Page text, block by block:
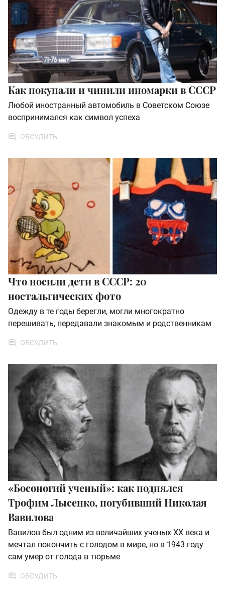
Как покупали и чинили иномарки в СССР
Любой иностранный автомобиль в Советском Союзе
воспринимался как символ успеха
ОБСУДИТЬ
Что носили дети в СССР: 20
ностальгических фото
Одежду в те годы берегли, могли многократно
перешивать, передавали знакомым и родственникам
ОБСУДИТЬ
«Босоногий ученый»: как поднялся
Трофим Лысенко, погубивший Николая
Вавилова
Вавилов был одним из величайших ученых XX века и
мечтал покончить с голодом в мире, но в 1943 году
сам умер от голода в тюрьме
ОБСУДИТЬ